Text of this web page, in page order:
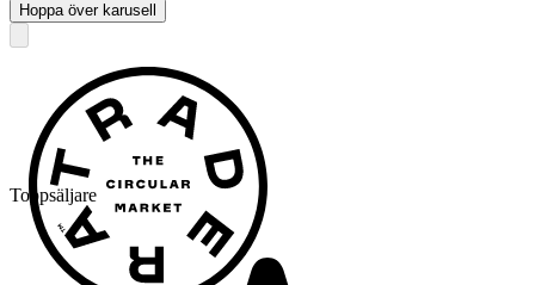
Toppsäljare
Hoppa över karusell